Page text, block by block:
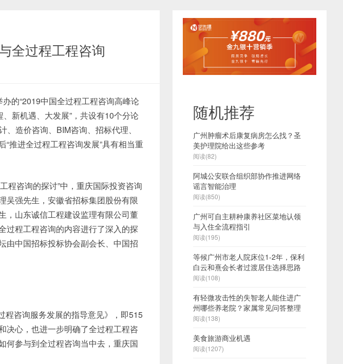
全过程工程咨询
的“2019中国全过程工程咨询高峰论
新机遇、大发展”，共设有10个分论
造价咨询、BIM咨询、招标代理、
推进全过程工程咨询发展”具有相当重
程咨询的探讨”中，重庆国际投资咨询
吴强先生，安徽省招标集团股份有限
，山东诚信工程建设监理有限公司董
过程工程咨询的内容进行了深入的探
由中国招标投标协会副会长、中国招
程咨询服务发展的指导意见》，即515
决心，也进一步明确了全过程工程咨
何参与到全过程咨询当中去，重庆国
随机推荐
广州肿瘤术后康复病房怎么找？圣
美护理院给出这些参考
阅读(82)
阿城公安联合组织部协作推进网络
谣言智能治理
阅读(850)
广州可自主耕种康养社区菜地认领
与入住全流程指引
阅读(195)
等候广州市老人院床位1-2年，保利
白云和熹会长者过渡居住选择思路
阅读(108)
有轻微攻击性的失智老人能住进广
州哪些养老院？家属常见问答整理
阅读(138)
美食旅游商业机遇
阅读(1207)